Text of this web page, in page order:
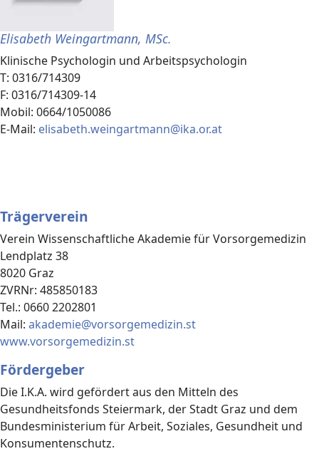
Elisabeth Weingartmann, MSc.
Klinische Psychologin und Arbeitspsychologin
T: 0316/714309
F: 0316/714309-14
Mobil: 0664/1050086
E-Mail: elisabeth.weingartmann@ika.or.at
Trägerverein
Verein Wissenschaftliche Akademie für Vorsorgemedizin
Lendplatz 38
8020 Graz
ZVRNr: 485850183
Tel.: 0660 2202801
Mail: akademie@vorsorgemedizin.st
www.vorsorgemedizin.st
Fördergeber
Die I.K.A. wird gefördert aus den Mitteln des
Gesundheitsfonds Steiermark, der Stadt Graz und dem
Bundesministerium für Arbeit, Soziales, Gesundheit und
Konsumentenschutz.